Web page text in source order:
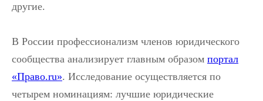
другие.
В России профессионализм членов юридического
сообщества анализирует главным образом портал
«Право.ru». Исследование осуществляется по
четырем номинациям: лучшие юридические